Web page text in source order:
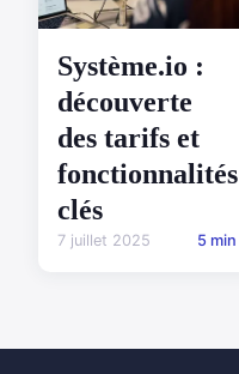
Système.io :
découverte
des tarifs et
fonctionnalités
clés
7 juillet 2025 5 min